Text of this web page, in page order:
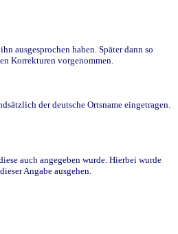
ausgesprochen haben. Später dann so
Korrekturen vorgenommen.
der deutsche Ortsname eingetragen.
auch angegeben wurde. Hierbei wurde
Angabe ausgehen.